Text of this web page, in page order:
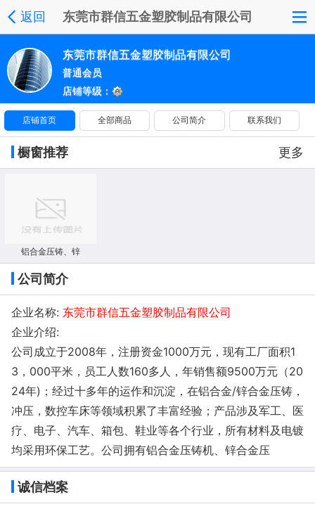
返回 东莞市群信五金塑胶制品有限公司
东莞市群信五金塑胶制品有限公司
普通会员
店铺等级：
店铺首页 全部商品 公司简介 联系我们
橱窗推荐 更多
铝合金压铸、锌
公司简介
企业名称: 东莞市群信五金塑胶制品有限公司
企业介绍:
公司成立于2008年，注册资金1000万元，现有工厂面积1
3，000平米，员工人数160多人，年销售额9500万元（20
24年)；经过十多年的运作和沉淀，在铝合金/锌合金压铸，
冲压，数控车床等领域积累了丰富经验；产品涉及军工、医
疗、电子、汽车、箱包、鞋业等各个行业，所有材料及电镀
均采用环保工艺。公司拥有铝合金压铸机、锌合金压
诚信档案